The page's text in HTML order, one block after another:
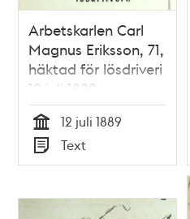
Arbetskarlen Carl
Magnus Eriksson, 71,
häktad för lösdriveri
12 juli 1889 -
polisförhör
Tid
12 juli 1889
Typ
Text